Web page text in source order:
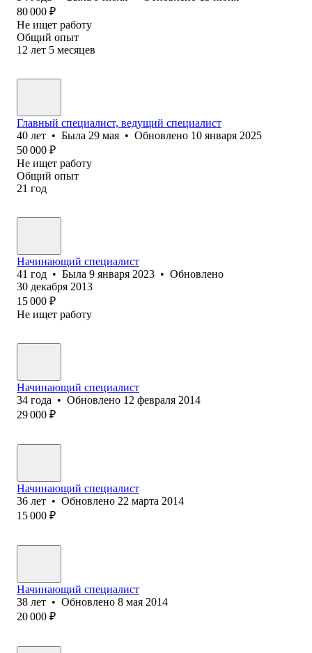
80 000 ₽
Не ищет работу
Общий опыт
12 лет 5 месяцев
Главный специалист, ведущий специалист
40 лет • Была 29 мая • Обновлено 10 января 2025
50 000 ₽
Не ищет работу
Общий опыт
21 год
Начинающий специалист
41 год • Была 9 января 2023 • Обновлено
30 декабря 2013
15 000 ₽
Не ищет работу
Начинающий специалист
34 года • Обновлено 12 февраля 2014
29 000 ₽
Начинающий специалист
36 лет • Обновлено 22 марта 2014
15 000 ₽
Начинающий специалист
38 лет • Обновлено 8 мая 2014
20 000 ₽